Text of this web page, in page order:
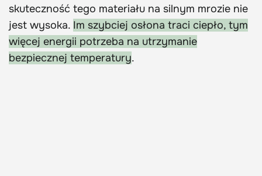
skuteczność tego materiału na silnym mrozie nie
jest wysoka. Im szybciej osłona traci ciepło, tym
więcej energii potrzeba na utrzymanie
bezpiecznej temperatury.